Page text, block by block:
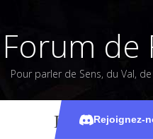
Forum de
Pour parler de Sens, du Val,
Rejoignez-
Idée de